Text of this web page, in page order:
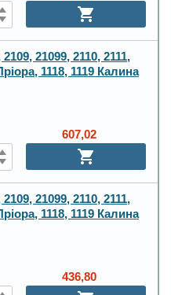
21099, 2110, 2111,
1118, 1119 Калина
607,02
21099, 2110, 2111,
1118, 1119 Калина
436,80